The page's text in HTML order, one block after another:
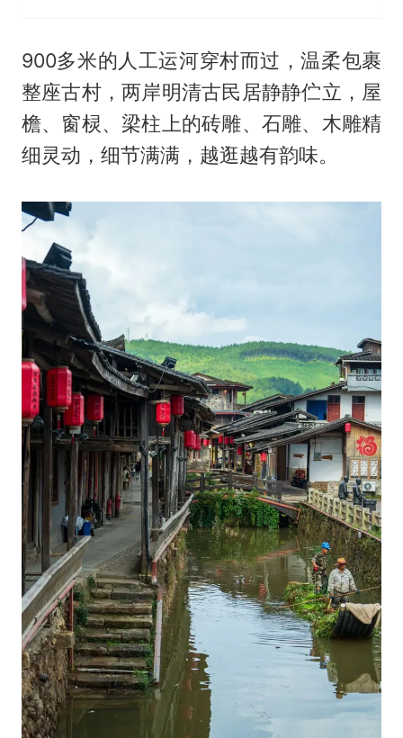
900多米的人工运河穿村而过，温柔包裹
整座古村，两岸明清古民居静静伫立，屋
檐、窗棂、梁柱上的砖雕、石雕、木雕精
细灵动，细节满满，越逛越有韵味。